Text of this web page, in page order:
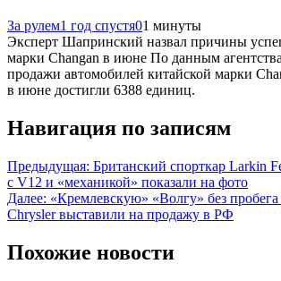
За рулем1 год спустя01 минуты
Эксперт Шапринский назвал причины
марки Changan в июне По данным
продажи автомобилей китайской марки
в июне достигли 6388 единиц.
Навигация по записям
Предыдущая: Британский спорткар Larkin
с V12 и «механикой» показали на фото
Далее: «Кремлевскую» «Волгу» без
Chrysler выставили на продажу в РФ
Похожие новости